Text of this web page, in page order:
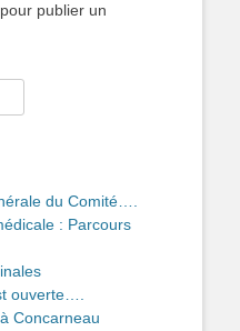
pour publier un
du Comité….
: Parcours
ouverte….
Concarneau